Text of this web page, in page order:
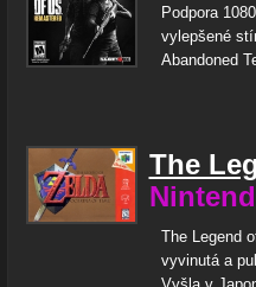
Podpora
vylepšené
Abandoned
The
The Legend
vyvinutá a